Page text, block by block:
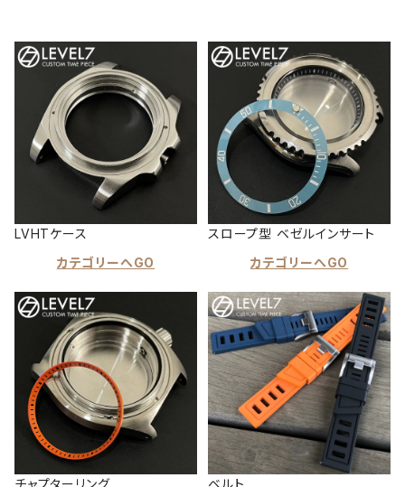
LVHTケース
カテゴリーへGO
スロープ型 ベゼルインサート
カテゴリーへGO